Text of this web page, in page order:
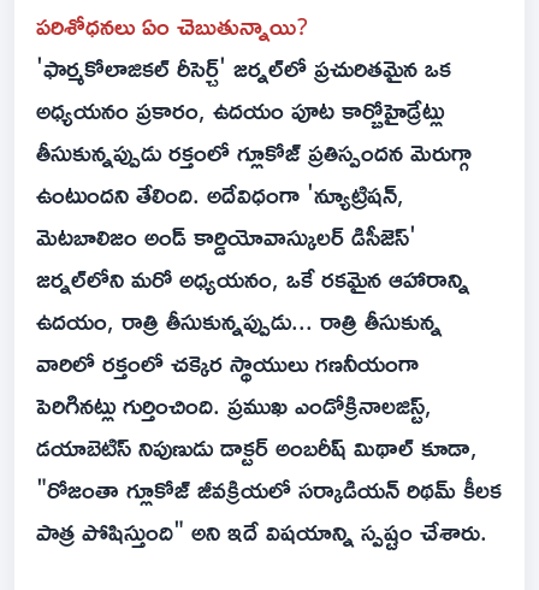
పరిశోధనలు ఏం చెబుతున్నాయి?
'ఫార్మకోలాజికల్ రీసెర్చ్' జర్నల్‌లో ప్రచురితమైన ఒక
అధ్యయనం ప్రకారం, ఉదయం పూట కార్బోహైడ్రేట్లు
తీసుకున్నప్పుడు రక్తంలో గ్లూకోజ్ ప్రతిస్పందన మెరుగ్గా
ఉంటుందని తేలింది. అదేవిధంగా 'న్యూట్రిషన్,
మెటబాలిజం అండ్ కార్డియోవాస్కులర్ డిసీజెస్'
జర్నల్‌లోని మరో అధ్యయనం, ఒకే రకమైన ఆహారాన్ని
ఉదయం, రాత్రి తీసుకున్నప్పుడు... రాత్రి తీసుకున్న
వారిలో రక్తంలో చక్కెర స్థాయులు గణనీయంగా
పెరిగినట్లు గుర్తించింది. ప్రముఖ ఎండోక్రినాలజిస్ట్,
డయాబెటిస్ నిపుణుడు డాక్టర్ అంబరీష్ మిథాల్ కూడా,
"రోజంతా గ్లూకోజ్ జీవక్రియలో సర్కాడియన్ రిథమ్ కీలక
పాత్ర పోషిస్తుంది" అని ఇదే విషయాన్ని స్పష్టం చేశారు.